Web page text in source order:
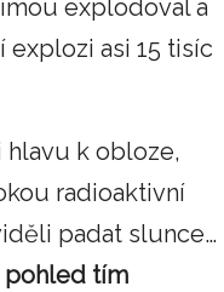
explodoval a
asi 15 tisíc
k obloze,
radioaktivní
padat slunce…
pohled tím